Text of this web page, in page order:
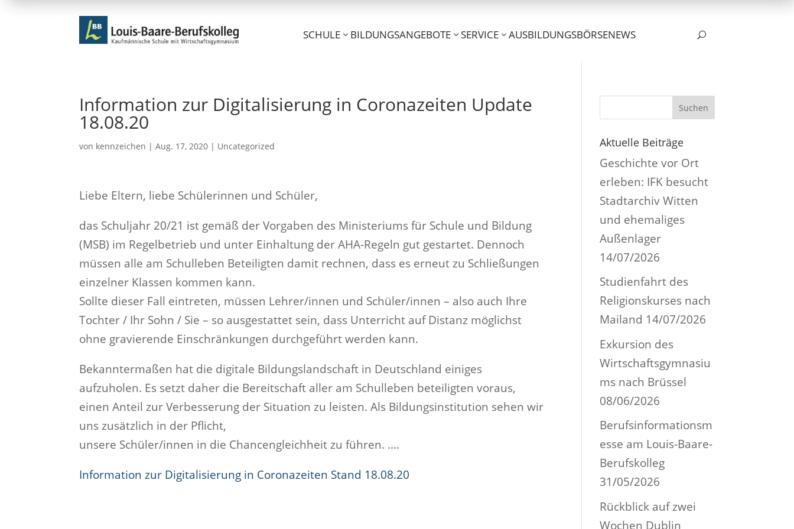
SCHULE BILDUNGSANGEBOTE SERVICE AUSBILDUNGSBÖRSENEWS U
Information zur Digitalisierung in Coronazeiten Update
18.08.20
von kennzeichen |Aug. 17, 2020 | Uncategorized
Liebe Eltern, liebe Schülerinnen und Schüler,
das Schuljahr 20/21 ist gemäß der Vorgaben des Ministeriums für Schule und Bildung
(MSB) im Regelbetrieb und unter Einhaltung der AHA-Regeln gut gestartet. Dennoch
müssen alle am Schulleben Beteiligten damit rechnen, dass es erneut zu Schließungen
einzelner Klassen kommen kann.
Sollte dieser Fall eintreten, müssen Lehrer/innen und Schüler/innen – also auch Ihre
Tochter / Ihr Sohn / Sie – so ausgestattet sein, dass Unterricht auf Distanz möglichst
ohne gravierende Einschränkungen durchgeführt werden kann.
Bekanntermaßen hat die digitale Bildungslandschaft in Deutschland einiges
aufzuholen. Es setzt daher die Bereitschaft aller am Schulleben beteiligten voraus,
einen Anteil zur Verbesserung der Situation zu leisten. Als Bildungsinstitution sehen wir
uns zusätzlich in der Pflicht,
unsere Schüler/innen in die Chancengleichheit zu führen. ….
Information zur Digitalisierung in Coronazeiten Stand 18.08.20
Suchen
Aktuelle Beiträge
Geschichte vor Ort
erleben: IFK besucht
Stadtarchiv Witten
und ehemaliges
Außenlager
14/07/2026
Studienfahrt des
Religionskurses nach
Mailand 14/07/2026
Exkursion des
Wirtschaftsgymnasiu
ms nach Brüssel
08/06/2026
Berufsinformationsm
esse am Louis-Baare-
Berufskolleg
31/05/2026
Rückblick auf zwei
Wochen Dublin